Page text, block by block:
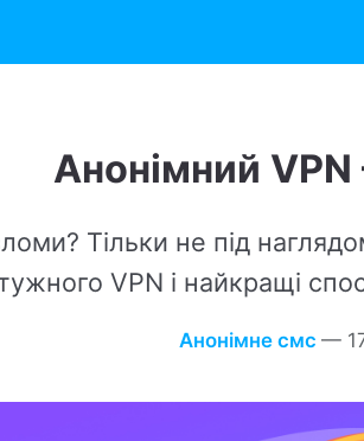
і найкращі способи його
Анонімне смс— 17.05.2026